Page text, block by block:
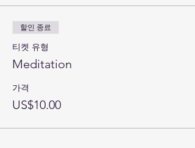
할인 종료
티켓 유형
Meditation
가격
US$10.00